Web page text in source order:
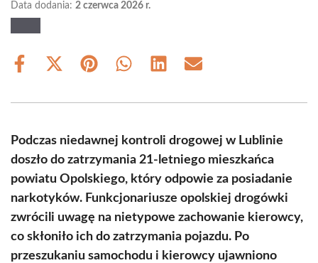
Data dodania: 2 czerwca 2026 r.
Share
Share
(Twitter)
Share Share Share Share
Podczas niedawnej kontroli drogowej w Lublinie
doszło do zatrzymania 21-letniego mieszkańca
powiatu Opolskiego, który odpowie za posiadanie
narkotyków. Funkcjonariusze opolskiej drogówki
zwrócili uwagę na nietypowe zachowanie kierowcy,
co skłoniło ich do zatrzymania pojazdu. Po
przeszukaniu samochodu i kierowcy ujawniono